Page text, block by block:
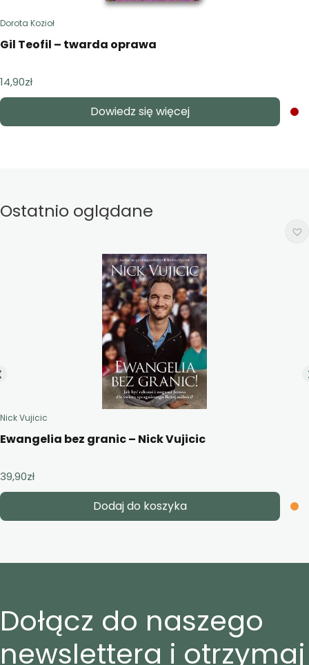
Dorota Kozioł
Gil Teofil – twarda oprawa
14,90zł
Dowiedz się więcej
Ostatnio oglądane
Nick Vujicic
Ewangelia bez granic – Nick Vujicic
39,90zł
Dodaj do koszyka
Dołącz do naszego
newslettera i otrzymaj